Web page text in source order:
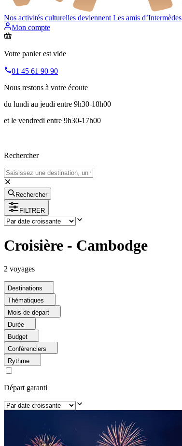
Nos activités culturelles deviennent Les amis d’Intermèdes
Mon compte
Votre panier est vide
01 45 61 90 90
Nous restons à votre écoute
du lundi au jeudi entre 9h30-18h00
et le vendredi entre 9h30-17h00
Rechercher
Rechercher
FILTRER
Croisière - Cambodge
2 voyages
Destinations
Thématiques
Mois de départ
Durée
Budget
Conférenciers
Rythme
Départ garanti